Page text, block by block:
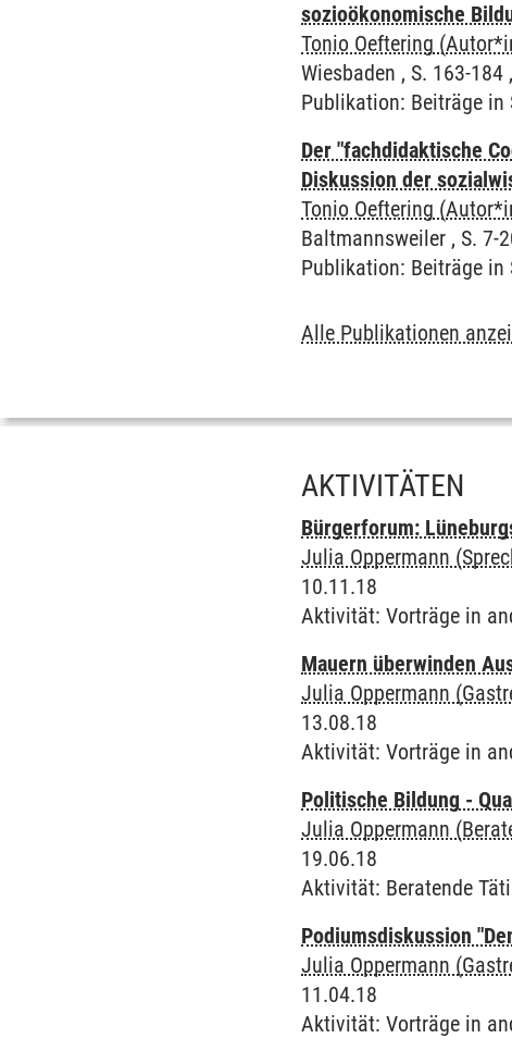
sozioökonomische
Tonio Oeftering
Wiesbaden , S. 163-184
Publikation: Beiträge in
Der "fachdidaktische
Diskussion der
Tonio Oeftering
Baltmannsweiler , S. 7-
Publikation: Beiträge in
Alle Publikationen
AKTIVITÄTEN
Bürgerforum:
Julia Oppermann
10.11.18
Aktivität:Vorträge in
Mauern überwinden
Julia Oppermann
13.08.18
Aktivität:Vorträge in
Politische Bildung -
Julia Oppermann
19.06.18
Aktivität: Beratende
Podiumsdiskussion
Julia Oppermann
11.04.18
Aktivität:Vorträge in